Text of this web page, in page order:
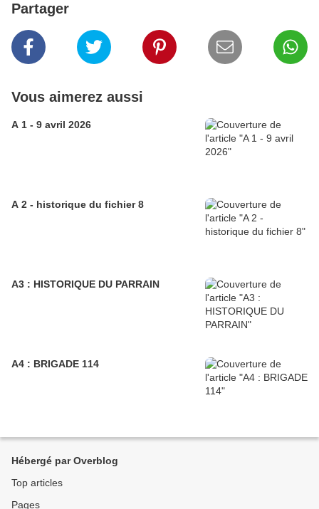
Partager
Vous aimerez aussi
A 1 - 9 avril 2026
A 2 - historique du fichier 8
A3 : HISTORIQUE DU PARRAIN
A4 : BRIGADE 114
Hébergé par Overblog
Top articles
Pages